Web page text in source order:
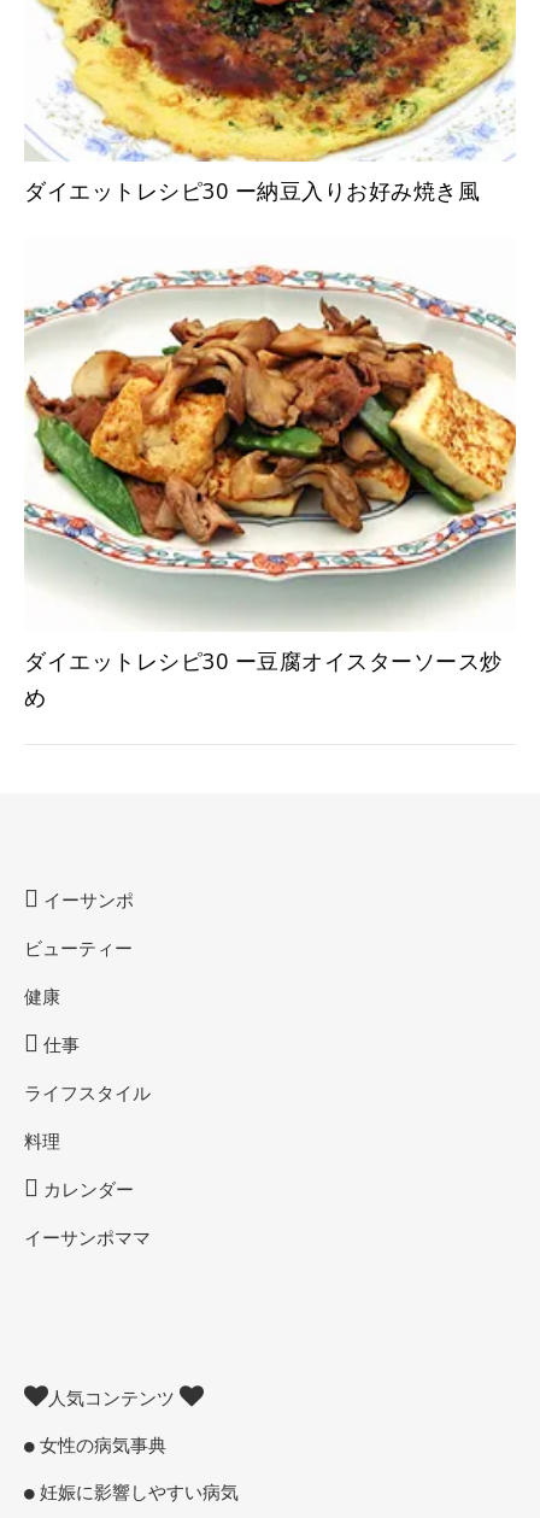
ダイエットレシピ30 ー納豆入りお好み焼き風
ダイエットレシピ30 ー豆腐オイスターソース炒
め
イーサンポ
ビューティー
健康
仕事
ライフスタイル
料理
カレンダー
イーサンポママ
人気コンテンツ
女性の病気事典
妊娠に影響しやすい病気